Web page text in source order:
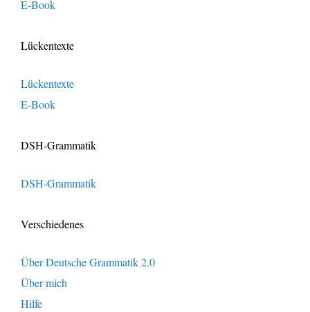
E-Book
Lückentexte
Lückentexte
E-Book
DSH-Grammatik
DSH-Grammatik
Verschiedenes
Über Deutsche Grammatik 2.0
Über mich
Hilfe